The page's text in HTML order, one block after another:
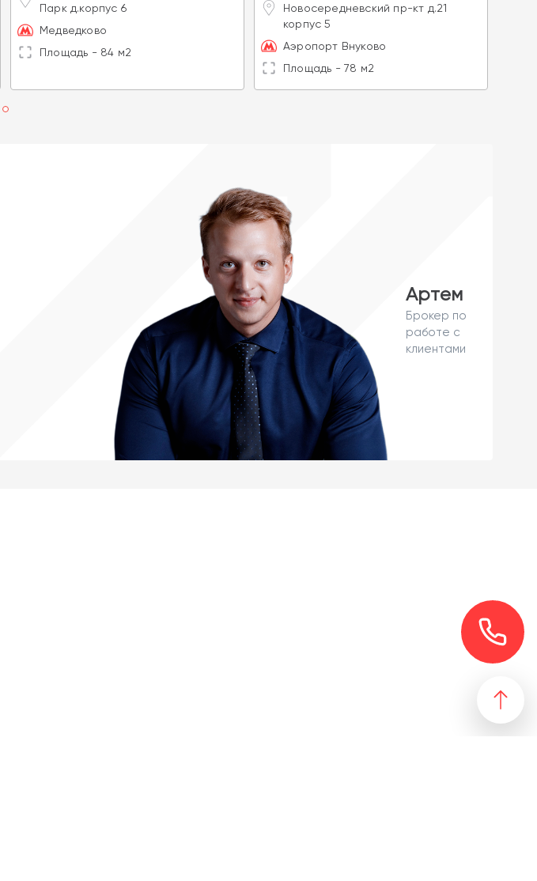
Парк д.корпус 6
Медведково
Площадь - 84 м2
Новосередневский пр-кт д.21
корпус 5
Аэропорт Внуково
Площадь - 78 м2
Артем
Брокер по
работе с
клиентами